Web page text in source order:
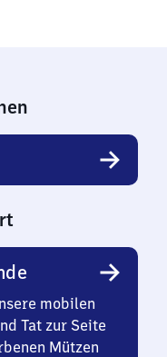
mobilen
Tat zur Seite
Mützen